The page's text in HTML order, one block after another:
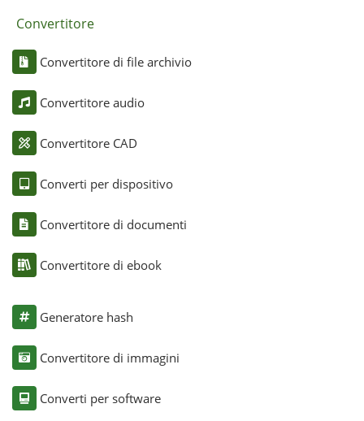
Convertitore
Convertitore di file archivio
Convertitore audio
Convertitore CAD
Converti per dispositivo
Convertitore di documenti
Convertitore di ebook
Generatore hash
Convertitore di immagini
Converti per software